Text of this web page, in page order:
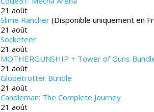
21 août
Slime Rancher (Disponible uniquement en
21 août
Socketeer
21 août
MOTHERGUNSHIP + Tower of Guns
21 août
Globetrotter Bundle
21 août
Candleman: The Complete Journey
21 août